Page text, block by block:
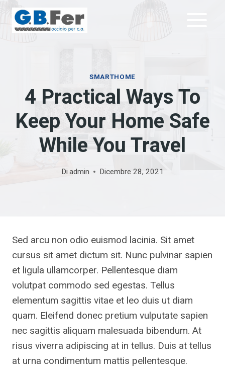
Salta
contenuto
SMARTHOME
4 Practical Ways To
Keep Your Home Safe
While You Travel
Di admin Dicembre 28, 2021
Sed arcu non odio euismod lacinia. Sit amet
cursus sit amet dictum sit. Nunc pulvinar sapien
et ligula ullamcorper. Pellentesque diam
volutpat commodo sed egestas. Tellus
elementum sagittis vitae et leo duis ut diam
quam. Eleifend donec pretium vulputate sapien
nec sagittis aliquam malesuada bibendum. At
risus viverra adipiscing at in tellus. Duis at tellus
at urna condimentum mattis pellentesque.